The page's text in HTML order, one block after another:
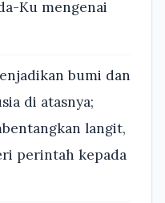
Ku mengenai
bumi dan
di atasnya;
langit,
perintah kepada